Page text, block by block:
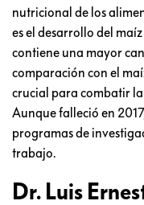
nutricional de los
es el desarrollo del
contiene una mayor
comparación con el
crucial para combatir
Aunque falleció en
programas de
trabajo.
Dr. Luis